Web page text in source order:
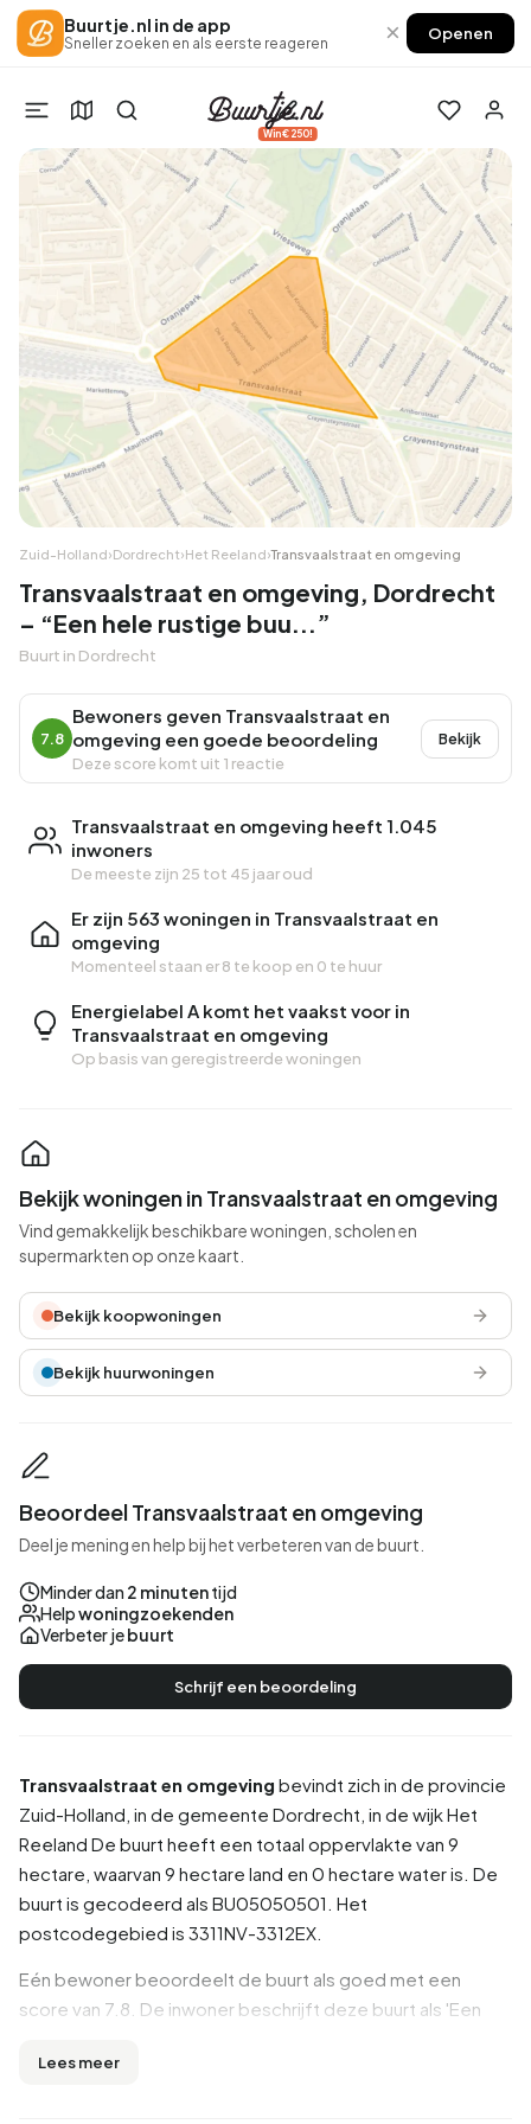
Buurtje.nl in de app
Sneller zoeken en als eerste reageren × Openen
Win €250!
Zuid-Holland›Dordrecht›Het Reeland›Transvaalstraat en omgeving
Transvaalstraat en omgeving, Dordrecht
– “Een hele rustige buu...”
Buurt in Dordrecht
7.8
Bewoners geven Transvaalstraat en
omgeving een goede beoordeling
Deze score komt uit 1 reactie
Bekijk
Transvaalstraat en omgeving heeft 1.045
inwoners
De meeste zijn 25 tot 45 jaar oud
Er zijn 563 woningen in Transvaalstraat en
omgeving
Momenteel staan er8 te koop en 0 te huur
Energielabel A komt het vaakst voor in
Transvaalstraat en omgeving
Op basis van geregistreerde woningen
Transvaalstraat en omgeving bevindt zich in de provincie
Zuid-Holland , in de gemeente Dordrecht , in de wijkHet
Reeland De buurt heeft een totaal oppervlakte van 9
hectare, waarvan 9 hectare land en 0 hectare water is. De
buurt is gecodeerd als BU05050501. Het
postcodegebied is 3311NV-3312EX.
Eén bewoner beoordeelt de buurt als goed met een
score van 7.8. De inwoner beschrijft deze buurt als 'Een
beoordelingen zijn er nog geen duidelijke trends zichtbaar
Lees meer
Bekijk woningen in Transvaalstraat en omgeving
Vind gemakkelijk beschikbare woningen, scholen en
supermarkten op onze kaart.
Bekijk koopwoningen
Bekijk huurwoningen
Beoordeel Transvaalstraat en omgeving
Deel je mening en help bij het verbeteren van de buurt.
Minder dan 2 minutentijd
Helpwoningzoekenden
Verbeter jebuurt
Schrijf een beoordeling